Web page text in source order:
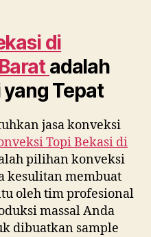
di
adalah
Tepat
jasa konveksi
Topi Bekasi di
pilihan konveksi
kesulitan membuat
oleh tim profesional
massal Anda
dibuatkan sample